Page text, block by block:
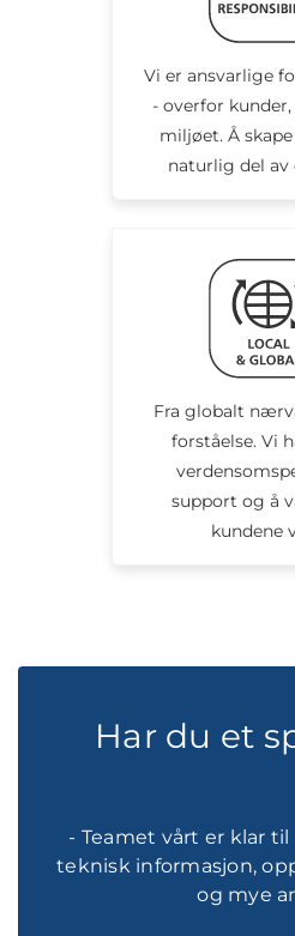
Vi er ansvarlige
- overfor
miljøet. Å
naturlig del av
Fra globalt
forståelse. Vi
support og å
kundene
Har du et
- Teamet vårt er klar
teknisk informasjon,
og mye